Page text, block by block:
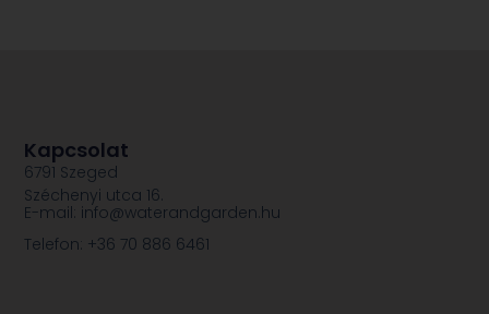
Kapcsolat
6791 Szeged
Széchenyi utca 16.
E-mail: info@waterandgarden.hu
Telefon: +36 70 886 6461